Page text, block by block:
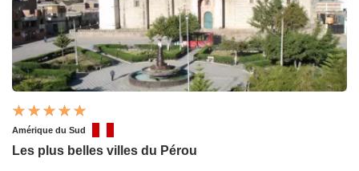
Amérique du Sud
Les plus belles villes du Pérou